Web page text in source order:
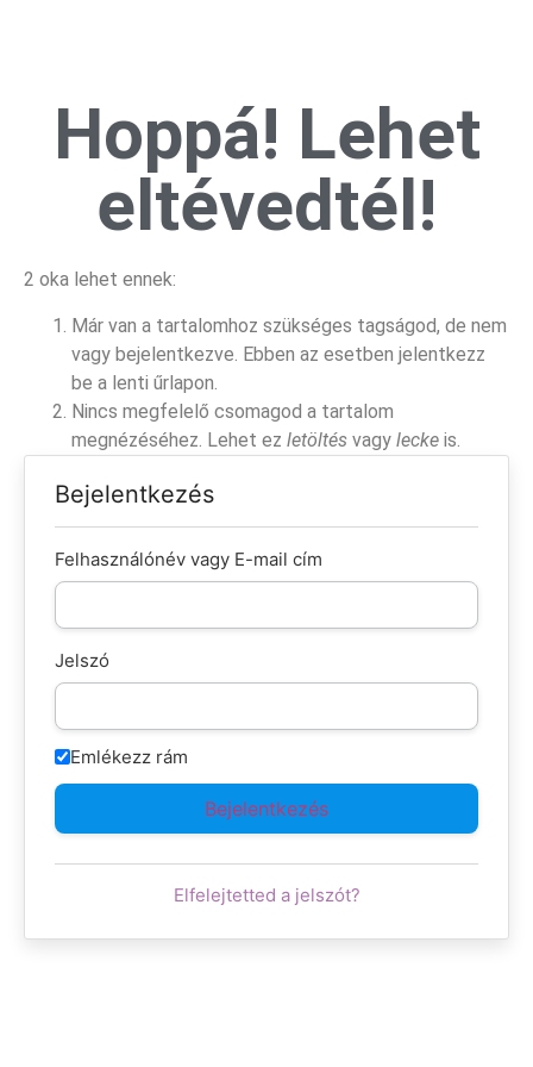
Hoppá! Lehet
eltévedtél!
2 oka lehet ennek:
Már van a tartalomhoz szükséges tagságod, de nem
vagy bejelentkezve. Ebben az esetben jelentkezz
be a lenti űrlapon.
Nincs megfelelő csomagod a tartalom
megnézéséhez. Lehet ez letöltés vagy lecke is.
Bejelentkezés
Felhasználónév vagy E-mail cím
Jelszó
Emlékezz rám
Elfelejtetted a jelszót?